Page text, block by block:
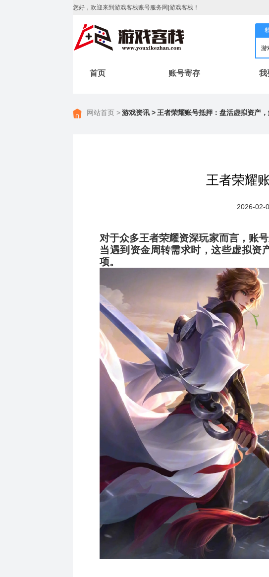
您好，欢迎来到游戏客栈账号服务网|游戏客栈！
游
首页 账号寄存 我
网站首页 >游戏资讯 > 王者荣耀账号抵押：盘活虚拟资产
王者荣耀
2026-02-
对于众多王者荣耀资深玩家而言，账
当遇到资金周转需求时，这些虚拟资
项。